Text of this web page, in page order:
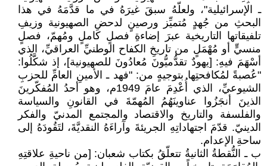
ـ الإسرائيلية"، ولعلّهُ سبقَ غيرَهُ في ما قدَّمَهُ في هذا
البحثِ من جُهدٍ مُتميِّز ورصينٍ لدحضِ الصهيونية وزيفِ
تلفيقاتها التاريخية عبرَ إضاءةِ فصلٍ كاملٍ ومُهمّ، فصلٍ
منسيٍّ أو مُهْمَلٍ من تاريخِ الكفاح الوطنيِّ العراقيِّ، الذي
أسْهَمَ فيهِ: [يهودٌ تقدُّميُّونَ مُعادُونَ للصهيونية]، إذ شكَّلُوا:
"عُصبةً لمُكافحتِها بتوجيهٍ من: "فهد ـ الأمينِ العامِّ للحزبِ
الشيوعيِّ، الذي أُعْدِمَ عامَ 1949م، وهو أحدُ المُفكّرينَ
الذينَ أنجَزُوا عناوينَهُمُ المُهمّةَ في القانونِ والسياسة
والفلسفة والتاريخ والاقتصاد والمجتمع المدنيّ والفكر
الدينيّ. قدّمَ اجتهاداتِهِ الجريئةَ وآراءَهُ النقديَّةَ، لتَقُودَهُ إلى
ساحةِ الإعدام.
ب ـ النُّقطةُ الثانيةُ تتعلّقُ بكتاب شعبان: [من ناحيةِ علاقتِهِ